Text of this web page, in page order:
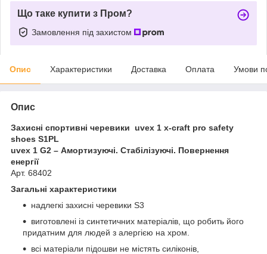
Що таке купити з Пром?
Замовлення під захистом
Опис Характеристики Доставка Оплата Умови
Опис
Захисні спортивні черевики uvex 1 x-craft pro safety
shoes S1PL
uvex 1 G2 – Амортизуючі. Стабілізуючі. Повернення
енергії
Арт. 68402
Загальні характеристики
надлегкі захисні черевики S3
виготовлені із синтетичних матеріалів, що робить його
придатним для людей з алергією на хром.
всі матеріали підошви не містять силіконів,